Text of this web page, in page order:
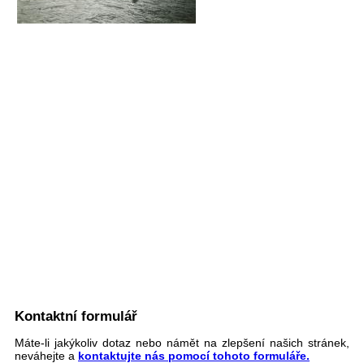
Kontaktní formulář
Máte-li jakýkoliv dotaz nebo námět na zlepšení našich stránek,
neváhejte a kontaktujte nás pomocí tohoto formuláře.